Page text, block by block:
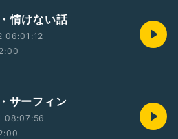
情けない話
06:01:12
サーフィン
08:07:56